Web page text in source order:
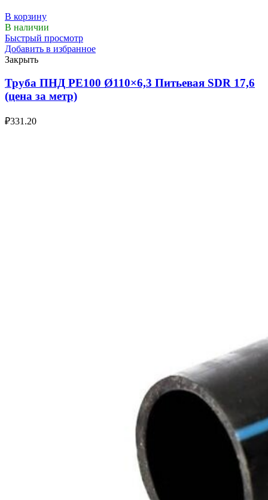
В корзину
В наличии
Быстрый просмотр
Добавить в избранное
Закрыть
Труба ПНД РЕ100 Ø110×6,3 Питьевая SDR 17,6
(цена за метр)
₽331.20